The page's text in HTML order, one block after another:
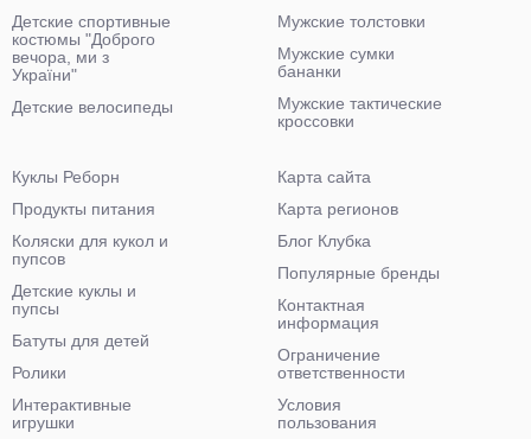
Детские спортивные
костюмы "Доброго
вечора, ми з
України"
Детские велосипеды
Мужские толстовки
Мужские сумки
бананки
Мужские тактические
кроссовки
Куклы Реборн
Продукты питания
Коляски для кукол и
пупсов
Детские куклы и
пупсы
Батуты для детей
Ролики
Интерактивные
игрушки
Карта сайта
Карта регионов
Блог Клубка
Популярные бренды
Контактная
информация
Ограничение
ответственности
Условия
пользования